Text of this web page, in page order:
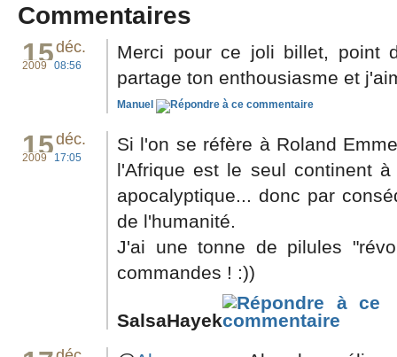
Commentaires
15déc.
2009 08:56
Merci pour ce joli billet, point
partage ton enthousiasme et
Manuel
15déc.
2009 17:05
Si l'on se réfère à Roland
l'Afrique est le seul continent
apocalyptique... donc par
de l'humanité.
J'ai une tonne de pilules
commandes ! :))
SalsaHayek